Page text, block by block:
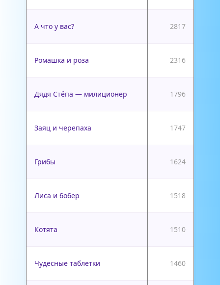
А что у вас? 2817
Ромашка и роза 2316
Дядя Стёпа — милиционер 1796
Заяц и черепаха 1747
Грибы 1624
Лиса и бобер 1518
Котята 1510
Чудесные таблетки 1460